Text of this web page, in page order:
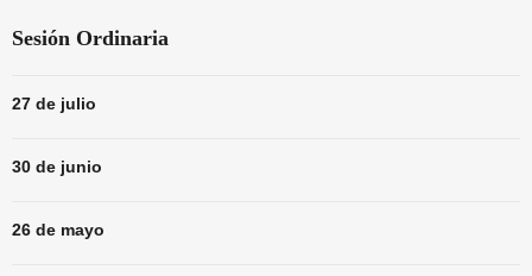
Sesión Ordinaria
27 de julio
30 de junio
26 de mayo